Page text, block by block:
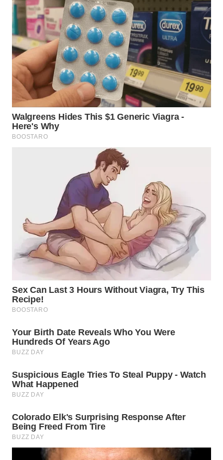
MALUKU
WN
MALUT
WN
DAIRI
WN
DANAU
TOBA
WN
TAPANULI
SELATAN
WN
TANJUNG
LESUNG
KARO
SIMALUNGUN
WN
WN
TENGAH